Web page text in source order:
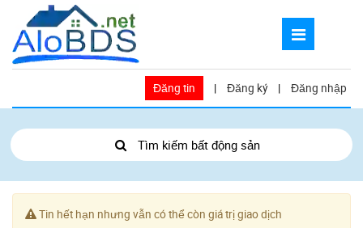
Đăng tin | Đăng ký | Đăng nhập
Tìm kiếm bất động sản
Tin hết hạn nhưng vẫn có thể còn giá trị giao dịch